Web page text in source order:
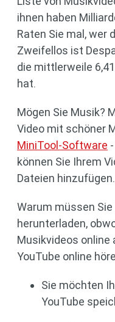
ihnen haben
Raten Sie mal, wer
Zweifellos ist
die mittlerweile
hat.
Mögen Sie Musik?
Video mit schöner
MiniTool-Software
können Sie Ihrem
Dateien hinzufügen.
Warum müssen
herunterladen,
Musikvideos online
YouTube online
Sie möchten
YouTube